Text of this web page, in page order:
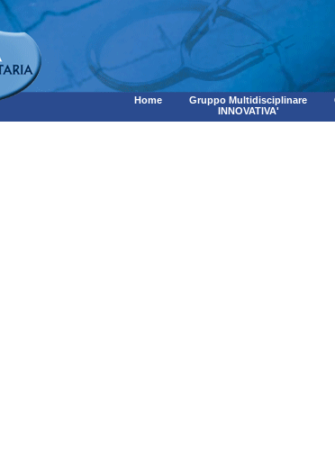
Home
Gruppo Multidisciplinare
INNOVATIVA'